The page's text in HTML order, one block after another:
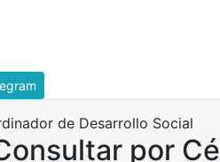
por